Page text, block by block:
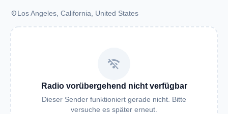
placeLos Angeles, California, United States
wifi_off
Radio vorübergehend nicht verfügbar
Dieser Sender funktioniert gerade nicht. Bitte
versuche es später erneut.